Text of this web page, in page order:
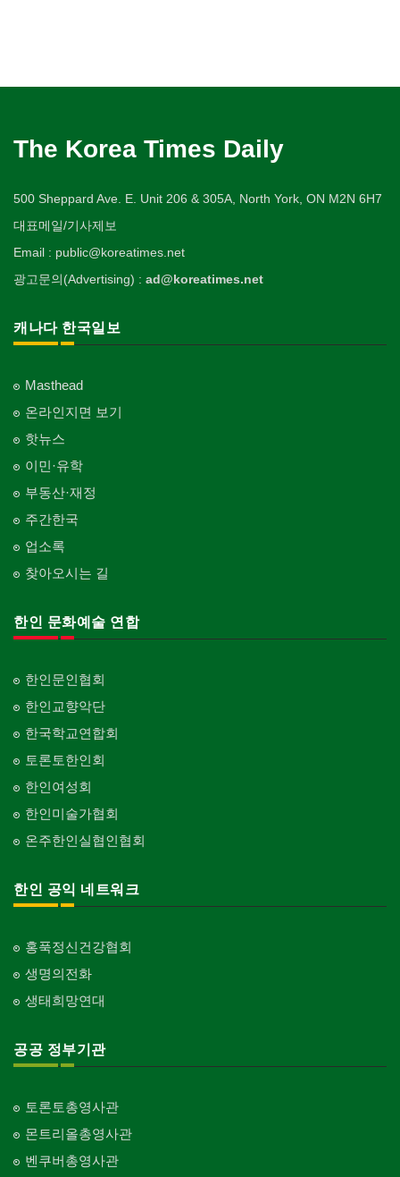
The Korea Times Daily
500 Sheppard Ave. E. Unit 206 & 305A, North York, ON M2N 6H7
대표메일/기사제보
Email : public@koreatimes.net
광고문의(Advertising) : ad@koreatimes.net
캐나다 한국일보
Masthead
온라인지면 보기
핫뉴스
이민·유학
부동산·재정
주간한국
업소록
찾아오시는 길
한인 문화예술 연합
한인문인협회
한인교향악단
한국학교연합회
토론토한인회
한인여성회
한인미술가협회
온주한인실협인협회
한인 공익 네트워크
홍푹정신건강협회
생명의전화
생태희망연대
공공 정부기관
토론토총영사관
몬트리올총영사관
벤쿠버총영사관